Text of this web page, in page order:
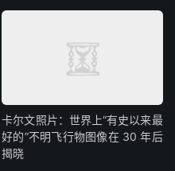
卡尔文照片：世界上“有史以来最
好的”不明飞行物图像在 30 年后
揭晓